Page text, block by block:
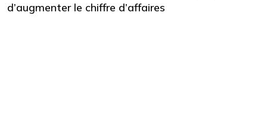
d’augmenter le chiffre d’affaires